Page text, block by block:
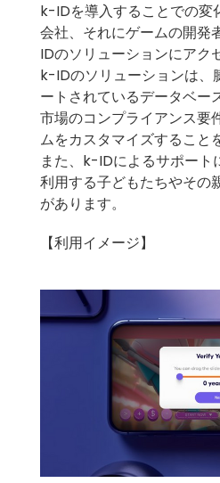
k-IDを導入することでの
会社、それにゲームの開発
IDのソリューションにアク
k-IDのソリューションは、
ートされているデータベー
市場のコンプライアンス要
ムをカスタマイズすること
また、k-IDによるサポート
利用する子どもたちやその
があります。
【利用イメージ】